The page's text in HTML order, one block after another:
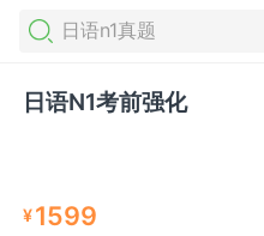
日语N1考前强化
¥1599